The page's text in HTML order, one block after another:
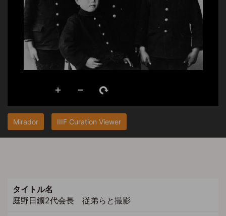
Mirador IIIF Curation Viewer
タイトル名
庭野日鑛2代会長 従弟らと撮影